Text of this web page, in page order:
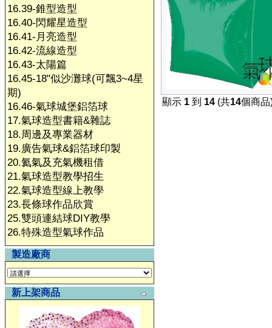
16.39-錐型造型
16.40-閃耀星造型
16.41-月亮造型
16.42-流線造型
16.43-太陽篇
16.45-18"似沙灘球(可飄3~4星
期)
16.46-氣球城堡鋁箔球
17.氣球造型書籍&雜誌
18.周邊及專業器材
19.廣告氣球&鋁箔球印製
20.氦氣及充氣機租借
21.氣球造型教學招生
22.氣球造型線上教學
23.長條球作品欣賞
25.雙頭連結球DIY教學
26.特殊造型氣球作品
製造廠商
新上架商品
顯示 1 到 14 (共14個商品